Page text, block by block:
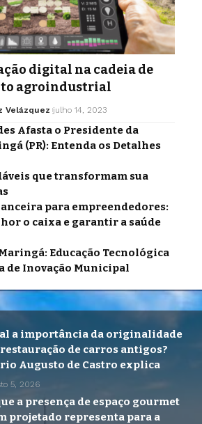
digital na cadeia de
agroindustrial
Velázquez julho 14, 2023
Afasta o Presidente da
(PR): Entenda os Detalhes
que transformam sua
para empreendedores:
o caixa e garantir a saúde
Educação Tecnológica
de Inovação Municipal
a importância da originalidade
de carros antigos?
Augusto de Castro explica
5, 2026
a presença de espaço gourmet
projetado representa para a